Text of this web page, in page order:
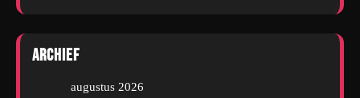
Archief
augustus 2026